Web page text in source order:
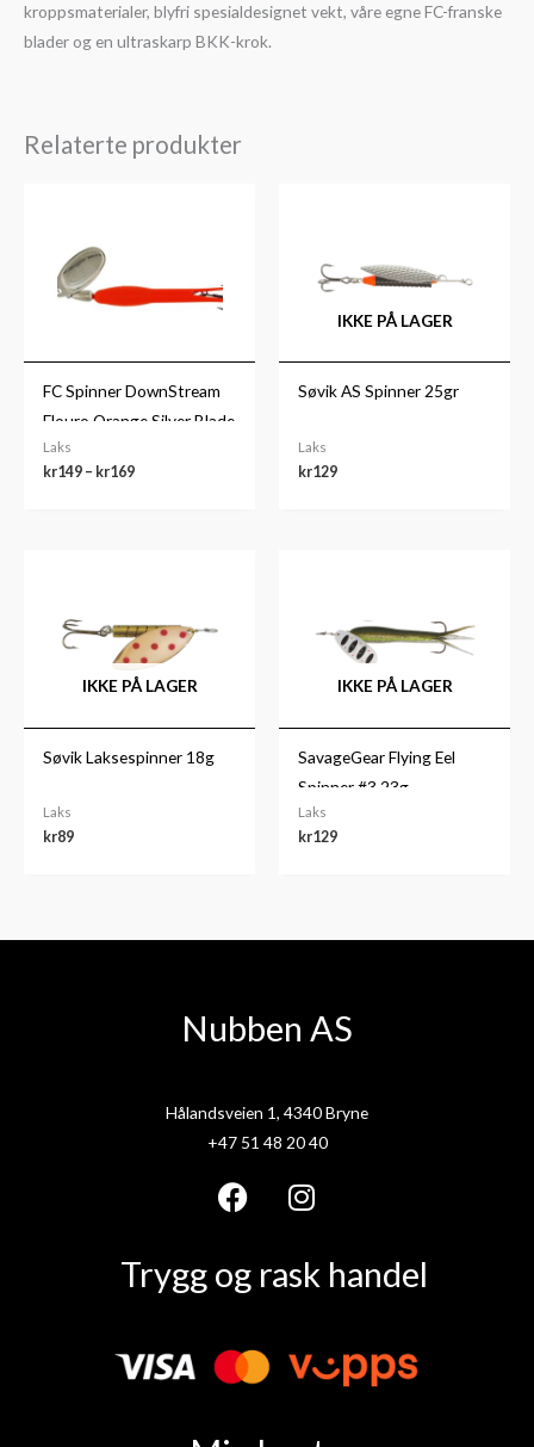
kroppsmaterialer, blyfri spesialdesignet vekt, våre egne FC-franske
blader og en ultraskarp BKK-krok.
Relaterte produkter
FC Spinner DownStream
Flouro Orange Silver Blade
Laks
kr149 – kr169
IKKE PÅ LAGER
Søvik AS Spinner 25gr
Laks
kr129
IKKE PÅ LAGER
Søvik Laksespinner 18g
Laks
kr89
IKKE PÅ LAGER
SavageGear Flying Eel
Spinner #3 23g
Laks
kr129
Nubben AS
Hålandsveien 1, 4340 Bryne
+47 51 48 20 40
F
c
b
o
I
s
g
Trygg og rask handel